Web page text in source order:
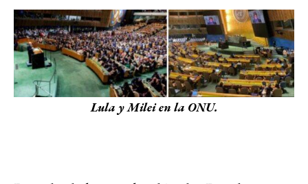
Lula y Milei en la ONU.